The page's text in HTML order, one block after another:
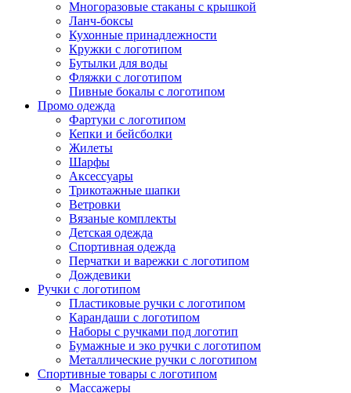
Многоразовые стаканы с крышкой
Ланч-боксы
Кухонные принадлежности
Кружки с логотипом
Бутылки для воды
Фляжки с логотипом
Пивные бокалы с логотипом
Промо одежда
Фартуки с логотипом
Кепки и бейсболки
Жилеты
Шарфы
Аксессуары
Трикотажные шапки
Ветровки
Вязаные комплекты
Детская одежда
Спортивная одежда
Перчатки и варежки с логотипом
Дождевики
Ручки с логотипом
Пластиковые ручки с логотипом
Карандаши с логотипом
Наборы с ручками под логотип
Бумажные и эко ручки с логотипом
Металлические ручки с логотипом
Спортивные товары с логотипом
Массажеры